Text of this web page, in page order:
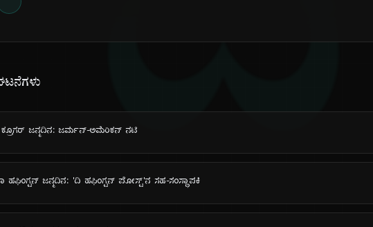
ಜನ್ಮದಿನ: ಜರ್ಮನ್-ಅಮೆರಿಕನ್ ನಟಿ
ಹಫಿಂಗ್ಟನ್ ಜನ್ಮದಿನ: 'ದಿ ಹಫಿಂಗ್ಟನ್ ಪೋಸ್ಟ್'ನ ಸಹ-ಸಂಸ್ಥಾಪಕಿ